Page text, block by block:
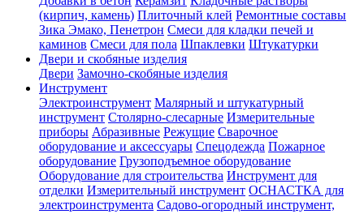
(кирпич, камень) Плиточный клей Ремонтные составы
Зика Эмако, Пенетрон Смеси для кладки печей и
каминов Смеси для пола Шпаклевки Штукатурки
Двери и скобяные изделия
Двери Замочно-скобяные изделия
Инструмент
Электроинструмент Малярный и штукатурный
инструмент Столярно-слесарные Измерительные
приборы Абразивные Режущие Сварочное
оборудование и аксессуары Спецодежда Пожарное
оборудование Грузоподъемное оборудование
Оборудование для строительства Инструмент для
отделки Измерительный инструмент ОСНАСТКА для
электроинструмента Садово-огородный инструмент,